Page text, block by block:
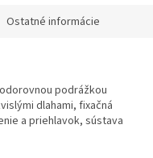
Ostatné informácie
podrážkou
dlahami, fixačná
a priehlavok, sústava